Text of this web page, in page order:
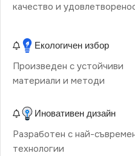
качество и
Екологичен избор
Произведен с устойчиви
материали и методи
Иновативен дизайн
Разработен с най-
технологии